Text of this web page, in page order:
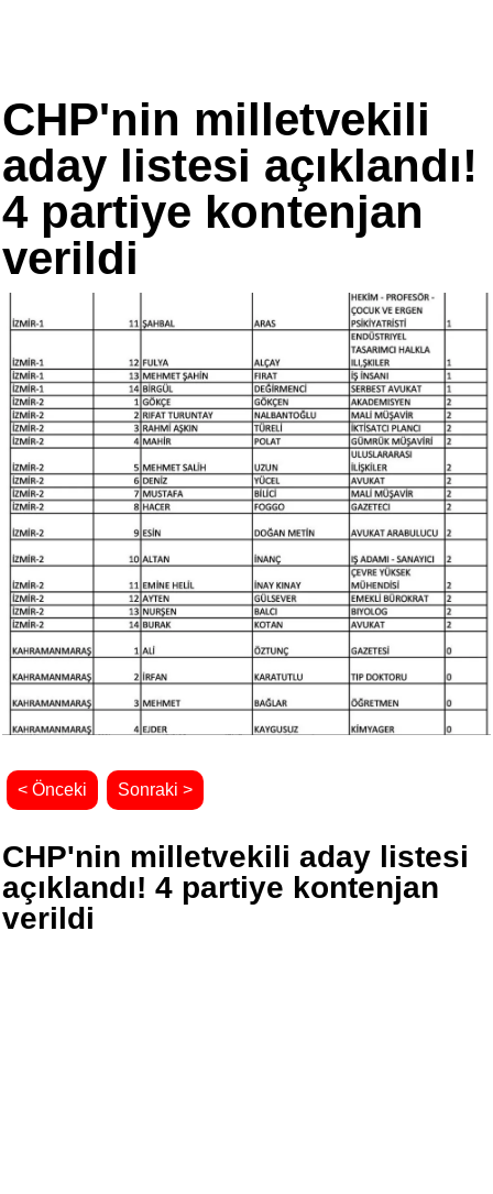
CHP'nin milletvekili
aday listesi açıklandı!
4 partiye kontenjan
verildi
< Önceki Sonraki >
CHP'nin milletvekili aday listesi
açıklandı! 4 partiye kontenjan
verildi